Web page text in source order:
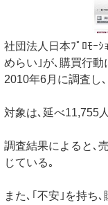
社団法人日本ﾌﾟﾛﾓｰｼ
めらい｣が､購買行動
2010年6月に調査し
対象は､延べ11,755
調査結果によると､
じている｡
また､｢不安｣を持ち